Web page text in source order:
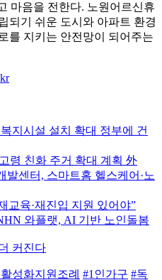
마음을 전한다. 노원어르신휴
되기 쉬운 도시와 아파트 환경
를 지키는 안전망이 되어주는
지시설 설치 확대 정부에 건
령 친화 주거 확대 계획 外
발센터, 스마트홈 헬스케어·노
교육·재진입 지원 있어야”
와플랫, AI 기반 노인돌봄
커진다
성화지원조례 #1인가구 #독